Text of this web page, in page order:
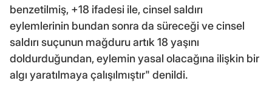
benzetilmiş, +18 ifadesi ile, cinsel saldırı
eylemlerinin bundan sonra da süreceği ve cinsel
saldırı suçunun mağduru artık 18 yaşını
doldurduğundan, eylemin yasal olacağına ilişkin bir
algı yaratılmaya çalışılmıştır" denildi.